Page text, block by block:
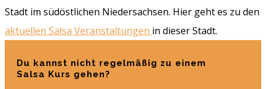
Stadt im südöstlichen Niedersachsen. Hier geht es zu den
aktuellen Salsa Veranstaltungen in dieser Stadt.
Du kannst nicht regelmäßig zu einem
Salsa Kurs gehen?